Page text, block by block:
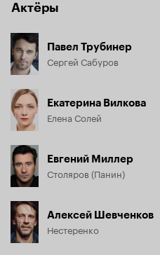
Актёры
Павел Трубинер
Сергей Сабуров
Екатерина Вилкова
Елена Солей
Евгений Миллер
Столяров (Панин)
Алексей Шевченков
Нестеренко